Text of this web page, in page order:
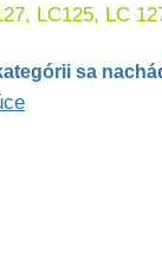
LC125, LC
sa